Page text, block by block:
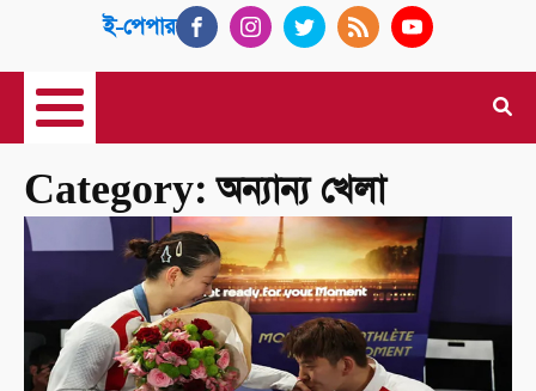
ই-পেপার
Category:অন্যান্য খেলা